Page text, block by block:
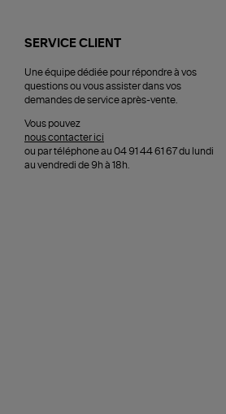
SERVICE CLIENT
Une équipe dédiée pour répondre à vos
questions ou vous assister dans vos
demandes de service après-vente.
Vous pouvez
nous contacter ici
ou par téléphone au 04 91 44 61 67 du lundi
au vendredi de 9h à 18h.